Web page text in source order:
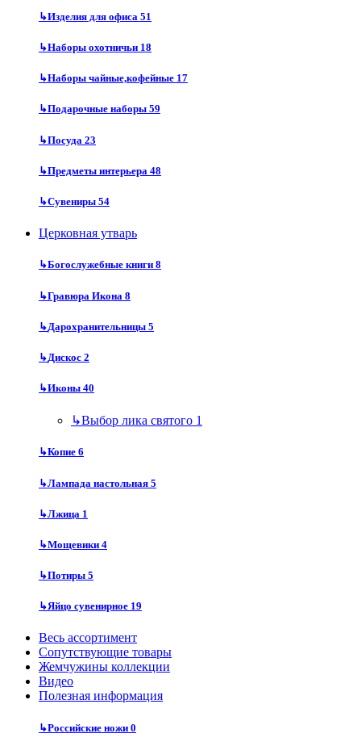
↳Изделия для офиса 51
↳Наборы охотничьи 18
↳Наборы чайные,кофейные 17
↳Подарочные наборы 59
↳Посуда 23
↳Предметы интерьера 48
↳Сувениры 54
Церковная утварь
↳Богослужебные книги 8
↳Гравюра Икона 8
↳Дарохранительницы 5
↳Дискос 2
↳Иконы 40
↳Выбор лика святого 1
↳Копие 6
↳Лампада настольная 5
↳Лжица 1
↳Мощевики 4
↳Потиры 5
↳Яйцо сувенирное 19
Весь ассортимент
Сопутствующие товары
Жемчужины коллекции
Видео
Полезная информация
↳Российские ножи 0